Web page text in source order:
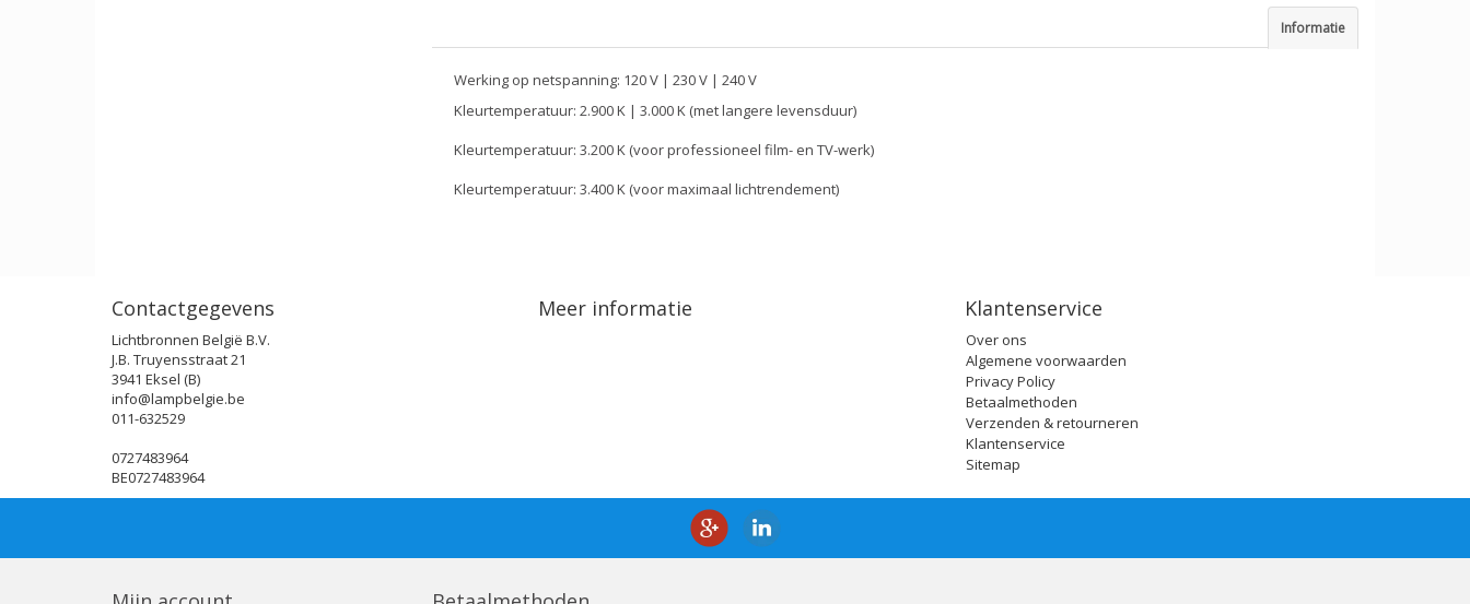
Informatie
Werking op netspanning: 120 V | 230 V | 240 V
Kleurtemperatuur: 2.900 K | 3.000 K (met langere levensduur)
Kleurtemperatuur: 3.200 K (voor professioneel film- en TV-werk)
Kleurtemperatuur: 3.400 K (voor maximaal lichtrendement)
Contactgegevens
Lichtbronnen België B.V.
J.B. Truyensstraat 21
3941 Eksel (B)
info@lampbelgie.be
011-632529
0727483964
BE0727483964
Meer informatie Klantenservice
Over ons
Algemene voorwaarden
Privacy Policy
Betaalmethoden
Verzenden & retourneren
Klantenservice
Sitemap